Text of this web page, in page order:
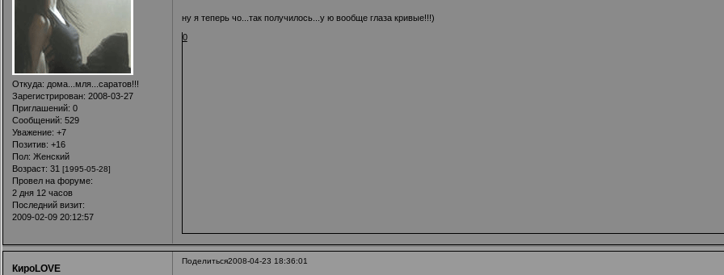
Откуда: дома...мля...саратов!!!
Зарегистрирован: 2008-03-27
Приглашений: 0
Сообщений: 529
Уважение: +7
Позитив: +16
Пол: Женский
Возраст: 31 [1995-05-28]
Провел на форуме:
2 дня 12 часов
Последний визит:
2009-02-09 20:12:57
ну я теперь чо...так получилось...у ю вообще глаза кривые!!!)
0
Поделиться2008-04-23 18:36:01
КироLOVE